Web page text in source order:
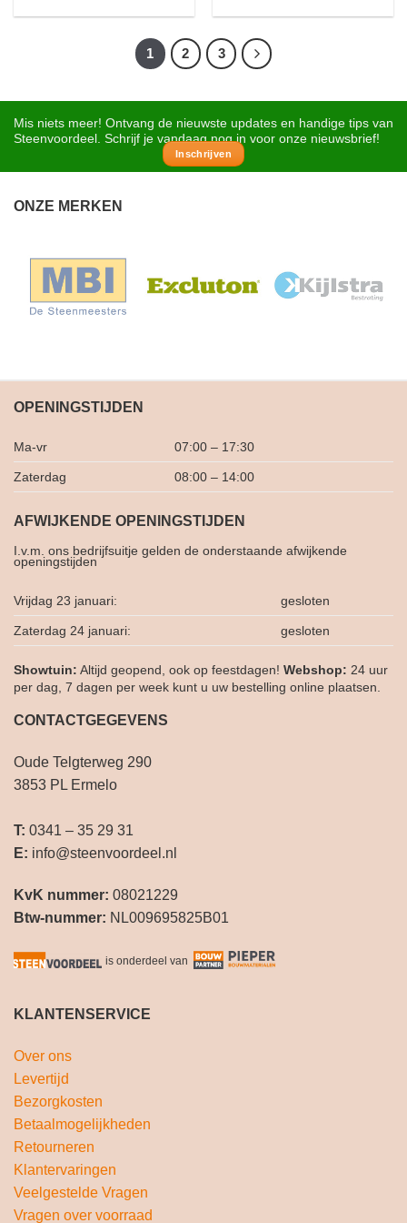
1 2 3
Mis niets meer! Ontvang de nieuwste updates en handige tips van
Steenvoordeel. Schrijf je vandaag nog in voor onze nieuwsbrief!
Inschrijven
ONZE MERKEN
OPENINGSTIJDEN
Ma-vr 07:00 – 17:30
Zaterdag 08:00 – 14:00
AFWIJKENDE OPENINGSTIJDEN
I.v.m. ons bedrijfsuitje gelden de onderstaande afwijkende
openingstijden
Vrijdag 23 januari: gesloten
Zaterdag 24 januari: gesloten
Showtuin: Altijd geopend, ook op feestdagen! Webshop: 24 uur
per dag, 7 dagen per week kunt u uw bestelling online plaatsen.
CONTACTGEGEVENS
Oude Telgterweg 290
3853 PL Ermelo
T: 0341 – 35 29 31
E: info@steenvoordeel.nl
KvK nummer: 08021229
Btw-nummer: NL009695825B01
is onderdeel van
KLANTENSERVICE
Over ons
Levertijd
Bezorgkosten
Betaalmogelijkheden
Retourneren
Klantervaringen
Veelgestelde Vragen
Vragen over voorraad